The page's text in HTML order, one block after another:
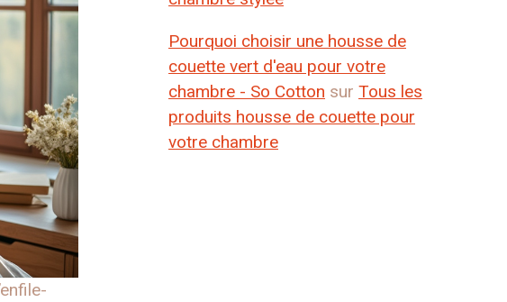
Pourquoi choisir une housse de
couette vert d'eau pour votre
chambre - So Cotton sur Tous les
produits housse de couette pour
votre chambre